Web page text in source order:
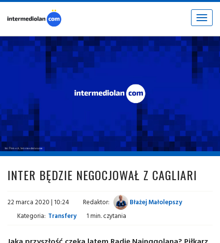
Toggle
fot. © inter.it / intermediolan.com
INTER BĘDZIE NEGOCJOWAŁ Z CAGLIARI
22 marca 2020 | 10:24 Redaktor:
Błażej Małolepszy
Kategoria: Transfery 1 min. czytania